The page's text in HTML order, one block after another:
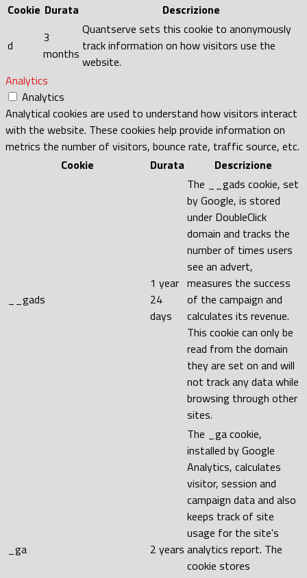
Cookie Durata Descrizione
d
3
months
Quantserve sets this cookie to anonymously
track information on how visitors use the
website.
Analytics
Analytics
Analytical cookies are used to understand how visitors interact
with the website. These cookies help provide information on
metrics the number of visitors, bounce rate, traffic source, etc.
Cookie
Durata Descrizione
__gads
1 year
24
days
The __gads cookie, set
by Google, is stored
under DoubleClick
domain and tracks the
number of times users
see an advert,
measures the success
of the campaign and
calculates its revenue.
This cookie can only be
read from the domain
they are set on and will
not track any data while
browsing through other
sites.
_ga 2 years
The _ga cookie,
installed by Google
Analytics, calculates
visitor, session and
campaign data and also
keeps track of site
usage for the site's
analytics report. The
cookie stores